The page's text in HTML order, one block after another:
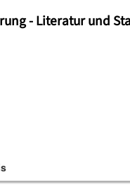
- Literatur und